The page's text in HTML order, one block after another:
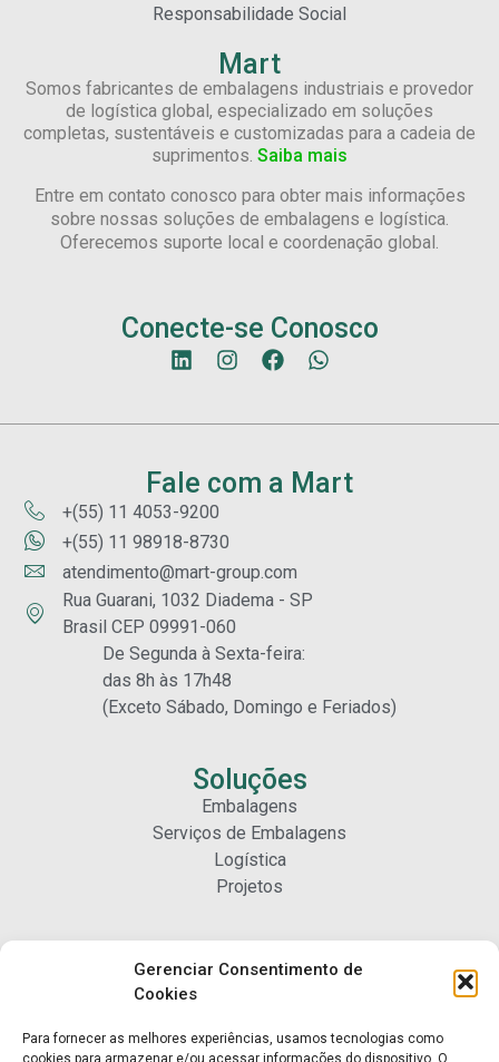
Gerenciar Consentimento de
Cookies
Para fornecer as melhores experiências, usamos tecnologias como
cookies para armazenar e/ou acessar informações do dispositivo. O
Responsabilidade Social
Mart
Somos fabricantes de embalagens industriais e provedor
de logística global, especializado em soluções
completas, sustentáveis e customizadas para a cadeia de
suprimentos. Saiba mais
Entre em contato conosco para obter mais informações
sobre nossas soluções de embalagens e logística.
Oferecemos suporte local e coordenação global.
Conecte-se Conosco
Fale com a Mart
+(55) 11 4053-9200
+(55) 11 98918-8730
atendimento@mart-group.com
Rua Guarani, 1032 Diadema - SP
Brasil CEP 09991-060
De Segunda à Sexta-feira:
das 8h às 17h48
(Exceto Sábado, Domingo e Feriados)
Soluções
Embalagens
Serviços de Embalagens
Logística
Projetos
Carreiras